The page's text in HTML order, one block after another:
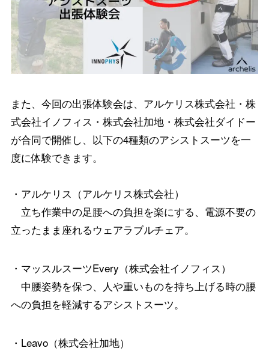
また、今回の出張体験会は、アルケリス株式会社・株
式会社イノフィス・株式会社加地・株式会社ダイドー
が合同で開催し、以下の4種類のアシストスーツを一
度に体験できます。
・アルケリス（アルケリス株式会社）
立ち作業中の足腰への負担を楽にする、電源不要の
立ったまま座れるウェアラブルチェア。
・マッスルスーツEvery（株式会社イノフィス）
中腰姿勢を保つ、人や重いものを持ち上げる時の腰
への負担を軽減するアシストスーツ。
・Leavo（株式会社加地）